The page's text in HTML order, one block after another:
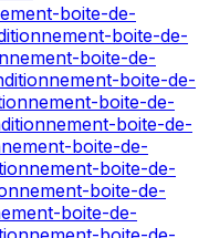
boite-de-
boite-de-
boite-de-
boite-de-
boite-de-
boite-de-
boite-de-
boite-de-
boite-de-
boite-de-